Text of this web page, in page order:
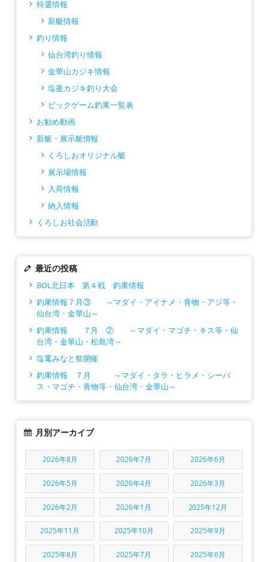
特選情報
新艇情報
釣り情報
仙台湾釣り情報
金華山カジキ情報
塩釜カジキ釣り大会
ビックゲーム釣果一覧表
お勧め動画
新艇・展示艇情報
くろしおオリジナル艇
展示場情報
入荷情報
納入情報
くろしお社会活動
最近の投稿
BOL北日本 第４戦 釣果情報
釣果情報７月③ ～マダイ・アイナメ・青物・アジ等・
仙台湾・金華山～
釣果情報 ７月 ② ～マダイ・マゴチ・キス等・仙
台湾・金華山・松島湾～
塩竃みなと祭開催
釣果情報 ７月 ～マダイ・タラ・ヒラメ・シーバ
ス・マゴチ・青物等・仙台湾・金華山～
月別アーカイブ
2026年8月 2026年7月 2026年6月
2026年5月 2026年4月 2026年3月
2026年2月 2026年1月 2025年12月
2025年11月 2025年10月 2025年9月
2025年8月 2025年7月 2025年6月